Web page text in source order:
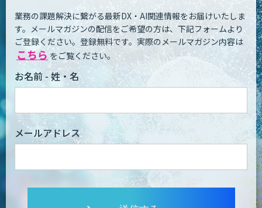
業務の課題解決に繋がる最新DX・AI関連情報をお届けいたしま
す。 メールマガジンの配信をご希望の方は、下記フォームより
ご登録ください。登録無料です。 実際のメールマガジン内容は
こちら をご覧ください。
お名前 - 姓・名
メールアドレス